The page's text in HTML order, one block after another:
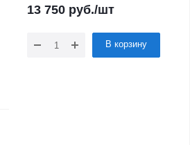
13 750 руб./шт
В корзину